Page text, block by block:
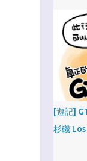
[遊記]
杉磯